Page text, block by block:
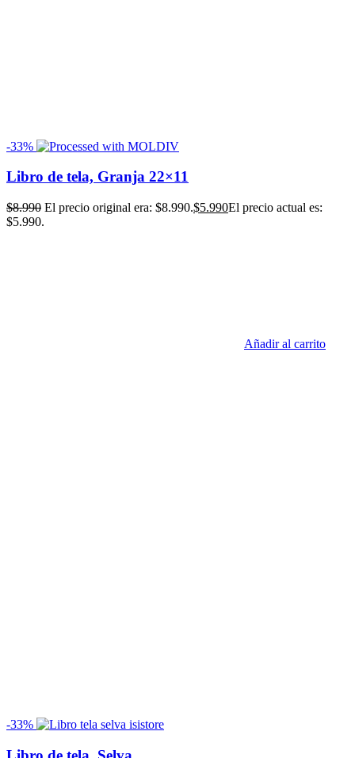
-33%
Libro de tela, Granja 22×11
$8.990 El precio original era: $8.990.$5.990El precio actual es:
$5.990.
Añadir al carrito
-33%